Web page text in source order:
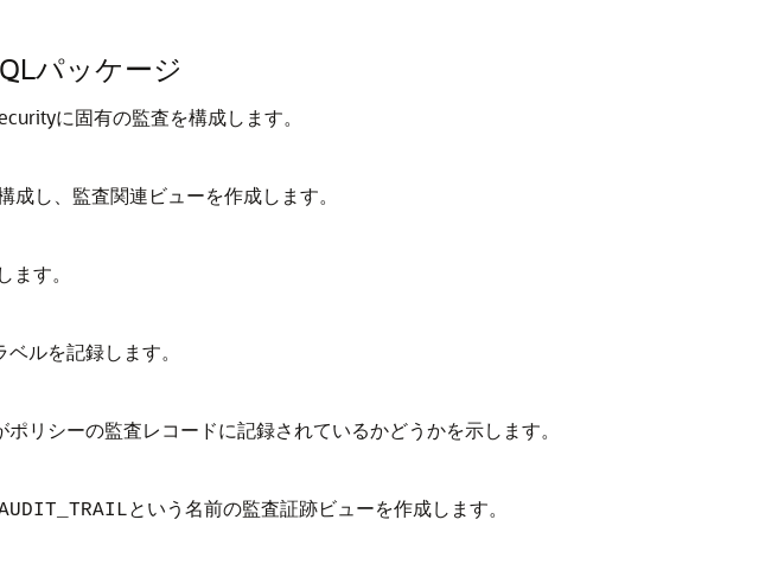
パッケージ
に固有の監査を構成します。
し、監査関連ビューを作成します。
す。
ルを記録します。
リシーの監査レコードに記録されているかどうかを示します。
という名前の監査証跡ビューを作成します。